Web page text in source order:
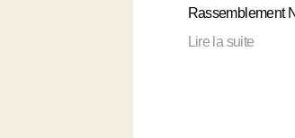
Rassemblement
Lire la suite